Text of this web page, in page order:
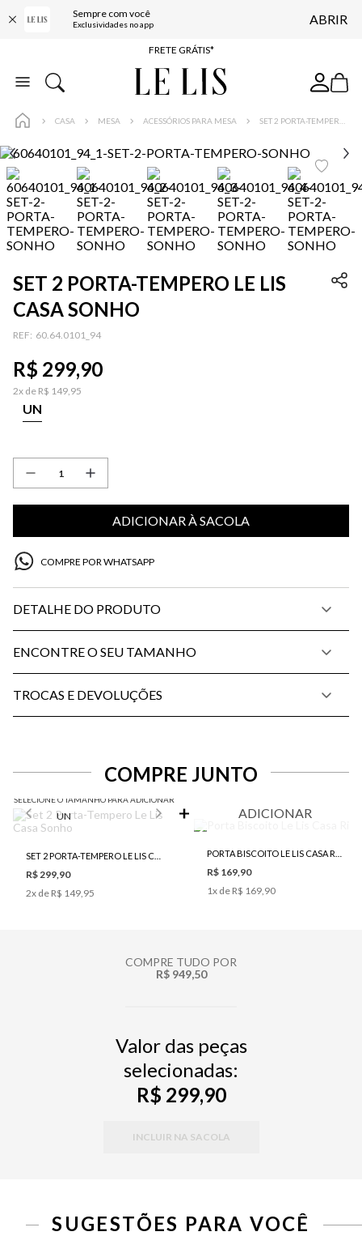
Sempre com você
Exclusividades no app ABRIR
ENTREGA EXPRESSA*
FRETE GRÁTIS*
BAIXE O APP
CASA MESA ACESSÓRIOS PARA MESA
SET 2 PORTA-TEMPERO LE LIS
CASA SONHO
: 60.64.0101_94
R$ 299,90
2x de R$ 149,95
UN
ADICIONAR À SACOLA
COMPRE POR WHATSAPP
DETALHE DO PRODUTO
ENCONTRE O SEU TAMANHO
TROCAS E DEVOLUÇÕES
COMPRE JUNTO
SELECIONE O TAMANHO PARA ADICIONAR
UN
R$ 299,90
2x de R$ 149,95
ADICIONAR
R$ 169,90
1x de R$ 169,90
COMPRE TUDO POR
R$ 949,50
Valor das peças
selecionadas:
R$ 299,90
INCLUIR NA SACOLA
SUGESTÕES PARA VOCÊ